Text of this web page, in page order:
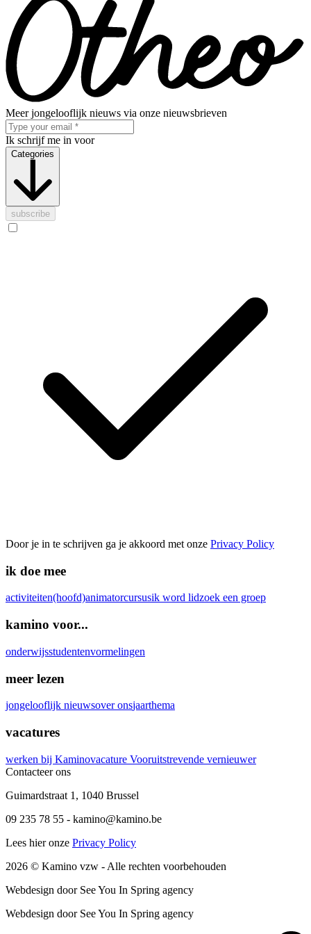
Meer jongelooflijk nieuws via onze nieuwsbrieven
Ik schrijf me in voor
Categories
subscribe
Door je in te schrijven ga je akkoord met onze Privacy Policy
ik doe mee
activiteiten(hoofd)animatorcursusik word lidzoek een groep
kamino voor...
onderwijsstudentenvormelingen
meer lezen
jongelooflijk nieuwsover onsjaarthema
vacatures
werken bij Kaminovacature Vooruitstrevende vernieuwer
Contacteer ons
Guimardstraat 1 , 1040 Brussel
09 235 78 55 - kamino@kamino.be
Lees hier onze Privacy Policy
2026 © Kamino vzw - Alle rechten voorbehouden
Webdesign door See You In Spring agency
Webdesign door See You In Spring agency